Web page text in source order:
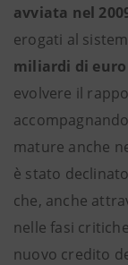
avviata nel
erogati al
miliardi di
evolvere il
mature anche
è stato
che, anche
nelle fasi
nuovo credito